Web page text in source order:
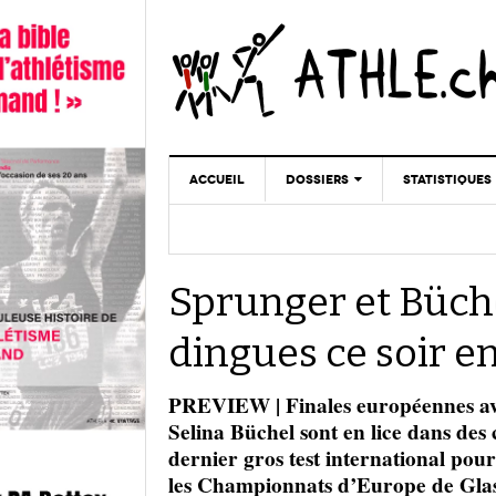
ACCUEIL DOSSIERS
DOPAGE
GALERIES
STATISTIQUES
Sprunger et
dingues ce soir
PREVIEW | Finales européennes
Selina Büchel sont en lice dans
dernier gros test international pour
les Championnats d’Europe de